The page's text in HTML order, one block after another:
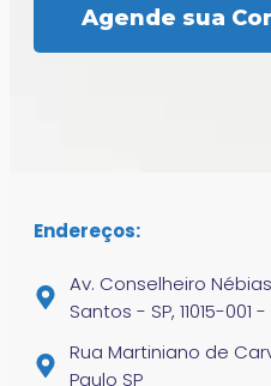
Agende sua
Endereços:
Av. Conselheiro
Santos - SP, 11015-001
Rua Martiniano de
Paulo SP